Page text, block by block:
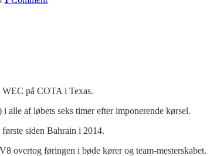
på COTA i Texas.
alle af løbets seks timer efter imponerende kørsel.
siden Bahrain i 2014.
overtog føringen i bøde kører og team-mesterskabet.